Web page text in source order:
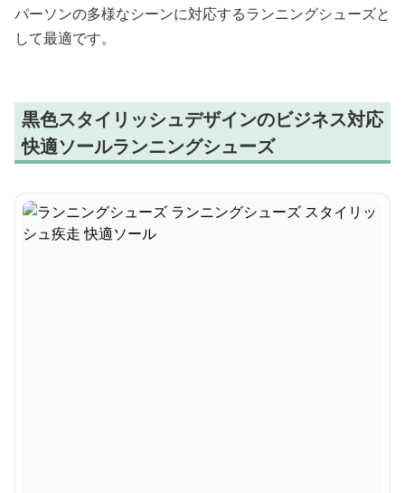
パーソンの多様なシーンに対応するランニングシューズと
して最適です。
黒色スタイリッシュデザインのビジネス対応
快適ソールランニングシューズ